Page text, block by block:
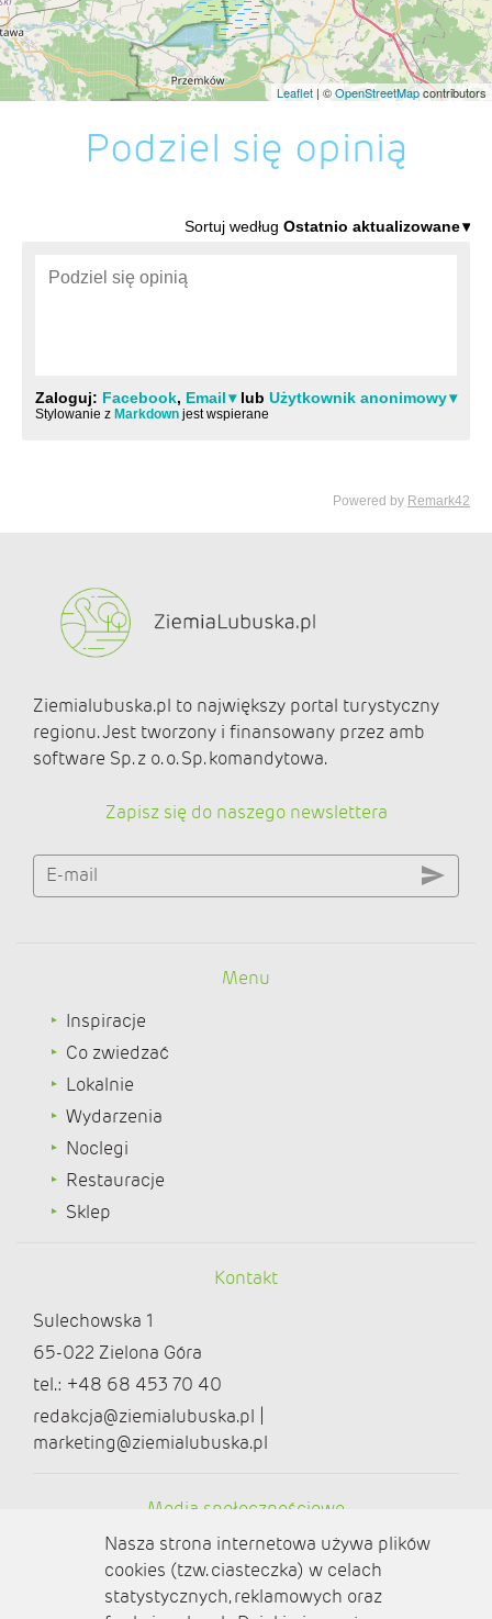
Leaflet | ©OpenStreetMapcontributors
Podziel się opinią
Ziemialubuska.pl to największy portal turystyczny
regionu. Jest tworzony i finansowany przez amb
software Sp. z o. o. Sp. komandytowa.
Zapisz się do naszego newslettera
E-mail
Menu
Inspiracje
Co zwiedzać
Lokalnie
Wydarzenia
Noclegi
Restauracje
Sklep
Kontakt
Sulechowska 1
65-022 Zielona Góra
tel.: +48 68 453 70 40
redakcja@ziemialubuska.pl |
marketing@ziemialubuska.pl
Media społecznościowe
Nasza strona internetowa używa plików
cookies (tzw. ciasteczka) w celach
statystycznych, reklamowych oraz